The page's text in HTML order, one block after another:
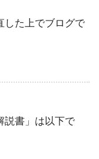
した上でブログで
説書」は以下で